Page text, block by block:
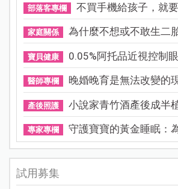
部落客專欄 不買手機給孩子，就
家庭關係 為什麼不想或不敢生二
寶貝健康 0.05%阿托品近視控制
醫師專欄 晚婚晚育是無法改變的
產後照護 小說家青竹酒產後成半
專家專欄 守護寶寶的黃金睡眠：
試用募集